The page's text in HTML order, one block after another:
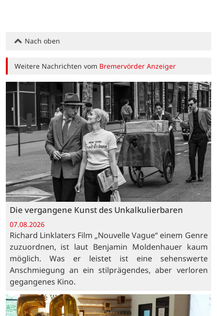
Nach oben
Weitere Nachrichten vom Bremervörder Anzeiger
Die vergangene Kunst des Unkalkulierbaren
07.08.2026
Richard Linklaters Film „Nouvelle Vague“ einem Genre
zuzuordnen, ist laut Benjamin Moldenhauer kaum
möglich. Was er leistet ist eine sehenswerte
Anschmiegung an ein stilprägendes, aber verloren
gegangenes Kino.